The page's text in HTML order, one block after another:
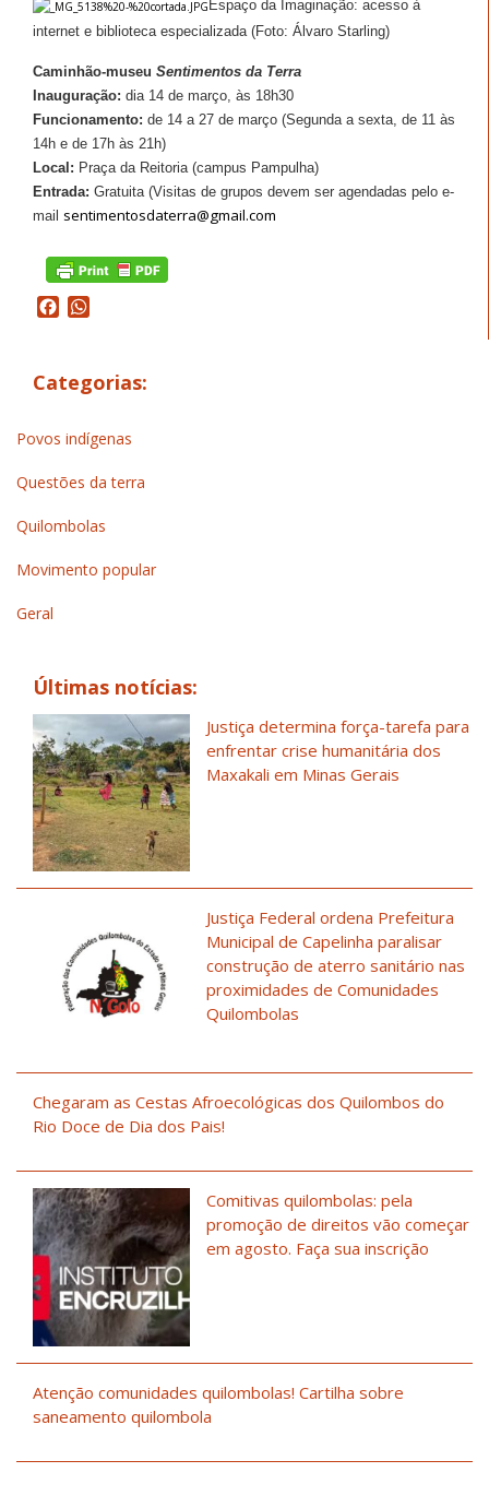
Espaço da Imaginação: acesso à
internet e biblioteca especializada (Foto: Álvaro Starling)
Caminhão-museu Sentimentos da Terra
Inauguração: dia 14 de março, às 18h30
Funcionamento: de 14 a 27 de março (Segunda a sexta, de 11 às
14h e de 17h às 21h)
Local: Praça da Reitoria (campus Pampulha)
Entrada: Gratuita (Visitas de grupos devem ser agendadas pelo e-
mail sentimentosdaterra@gmail.com
Facebook
Categorias:
Povos indígenas
Questões da terra
Quilombolas
Movimento popular
Geral
Últimas notícias:
Justiça determina força-tarefa para
enfrentar crise humanitária dos
Maxakali em Minas Gerais
Justiça Federal ordena Prefeitura
Municipal de Capelinha paralisar
construção de aterro sanitário nas
proximidades de Comunidades
Quilombolas
Chegaram as Cestas Afroecológicas dos Quilombos do
Rio Doce de Dia dos Pais!
Comitivas quilombolas: pela
promoção de direitos vão começar
em agosto. Faça sua inscrição
Atenção comunidades quilombolas! Cartilha sobre
saneamento quilombola